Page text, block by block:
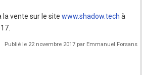
la vente sur le sitewww.shadow.tech à
Publié le 22 novembre 2017 par Emmanuel Forsans